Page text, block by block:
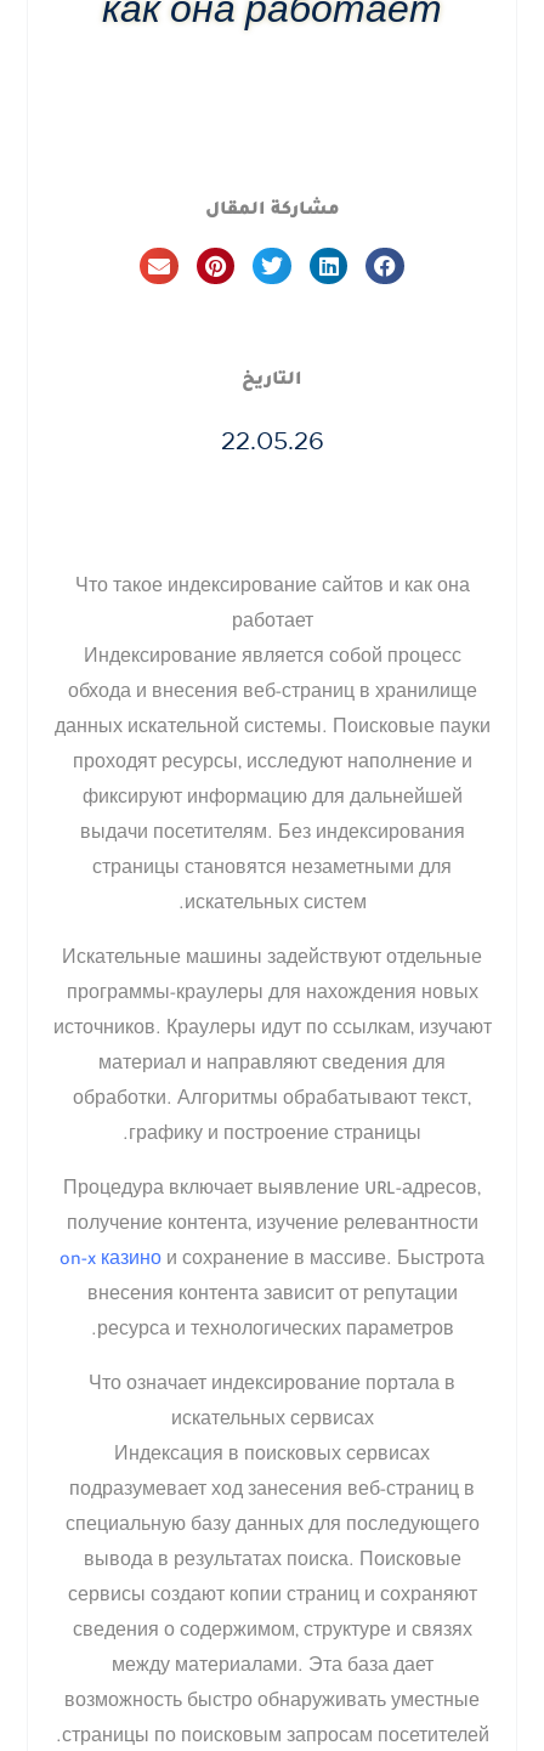
как она работает
مشاركة المقال
التاريخ
22.05.26
Что такое индексирование сайтов и как она
работает
Индексирование является собой процесс
обхода и внесения веб-страниц в хранилище
данных искательной системы. Поисковые пауки
проходят ресурсы, исследуют наполнение и
фиксируют информацию для дальнейшей
выдачи посетителям. Без индексирования
страницы становятся незаметными для
искательных систем.
Искательные машины задействуют отдельные
программы-краулеры для нахождения новых
источников. Краулеры идут по ссылкам, изучают
материал и направляют сведения для
обработки. Алгоритмы обрабатывают текст,
графику и построение страницы.
Процедура включает выявление URL-адресов,
получение контента, изучение релевантности
on-x казино и сохранение в массиве. Быстрота
внесения контента зависит от репутации
ресурса и технологических параметров.
Что означает индексирование портала в
искательных сервисах
Индексация в поисковых сервисах
подразумевает ход занесения веб-страниц в
специальную базу данных для последующего
вывода в результатах поиска. Поисковые
сервисы создают копии страниц и сохраняют
сведения о содержимом, структуре и связях
между материалами. Эта база дает
возможность быстро обнаруживать уместные
страницы по поисковым запросам посетителей.